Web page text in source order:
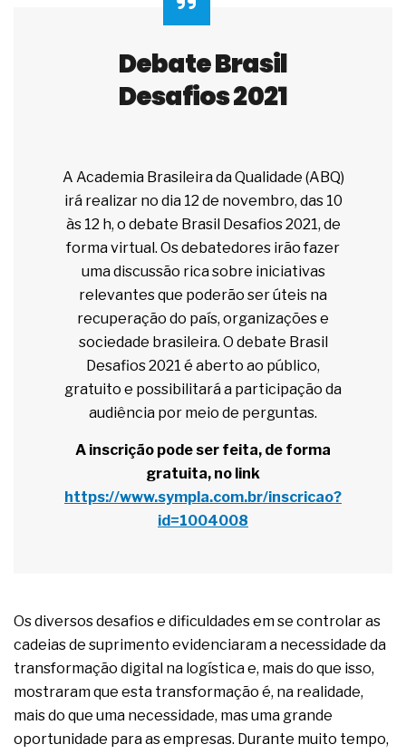
Debate Brasil
Desafios 2021
A Academia Brasileira da Qualidade (ABQ)
irá realizar no dia 12 de novembro, das 10
às 12 h, o debate Brasil Desafios 2021, de
forma virtual. Os debatedores irão fazer
uma discussão rica sobre iniciativas
relevantes que poderão ser úteis na
recuperação do país, organizações e
sociedade brasileira. O debate Brasil
Desafios 2021 é aberto ao público,
gratuito e possibilitará a participação da
audiência por meio de perguntas.
A inscrição pode ser feita, de forma
gratuita, no link
https://www.sympla.com.br/inscricao?
id=1004008
Os diversos desafios e dificuldades em se controlar as
cadeias de suprimento evidenciaram a necessidade da
transformação digital na logística e, mais do que isso,
mostraram que esta transformação é, na realidade,
mais do que uma necessidade, mas uma grande
oportunidade para as empresas. Durante muito tempo,